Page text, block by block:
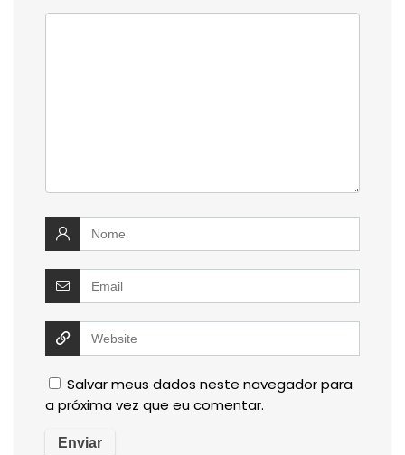
Salvar meus dados neste navegador para
a próxima vez que eu comentar.